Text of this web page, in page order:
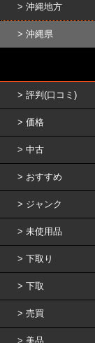
沖縄地方
沖縄県
評判(口コミ)
価格
中古
おすすめ
ジャンク
未使用品
下取り
下取
売買
美品